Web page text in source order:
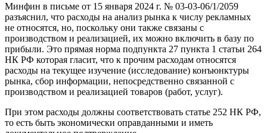
Минфин в письме от 15 января 2024 г. № 03-03-06/1/2059
разъяснил, что расходы на анализ рынка к числу рекламных
не относятся, но, поскольку они также связаны с
производством и реализацией, их можно включить в базу по
прибыли. Это прямая норма подпункта 27 пункта 1 статьи 264
НК РФ которая гласит, что к прочим расходам относятся
расходы на текущее изучение (исследование) конъюнктуры
рынка, сбор информации, непосредственно связанной с
производством и реализацией товаров (работ, услуг).
При этом расходы должны соответствовать статье 252 НК РФ,
то есть быть экономически оправданными и иметь